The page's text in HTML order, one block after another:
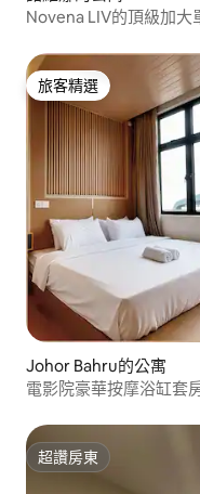
Novena LIV的頂級加大
旅客精選
旅客精選
Johor Bahru的公寓
電影院豪華按摩浴缸套
超讚房東
超讚房東